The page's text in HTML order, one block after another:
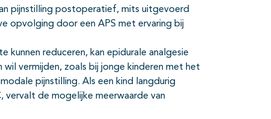
pijnstilling postoperatief, mits uitgevoerd
opvolging door een APS met ervaring bij
reduceren, kan epidurale analgesie
vermijden, zoals bij jonge kinderen met het
pijnstilling. Als een kind langdurig
de mogelijke meerwaarde van